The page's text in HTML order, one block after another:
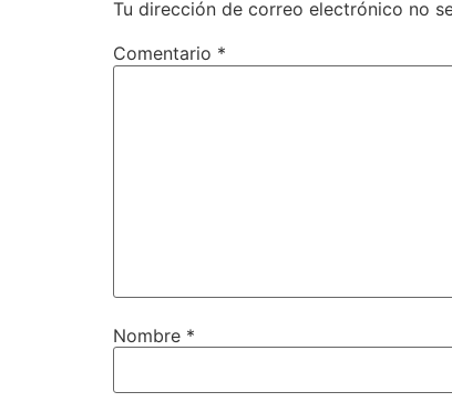
Tu dirección de correo electrónico no
Comentario *
Nombre *